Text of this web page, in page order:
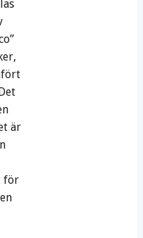
är
för